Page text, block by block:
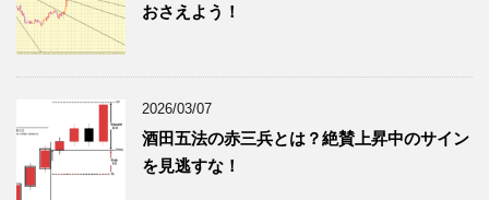
おさえよう！
2026/03/07
酒田五法の赤三兵とは？絶賛上昇中のサイン
を見逃すな！